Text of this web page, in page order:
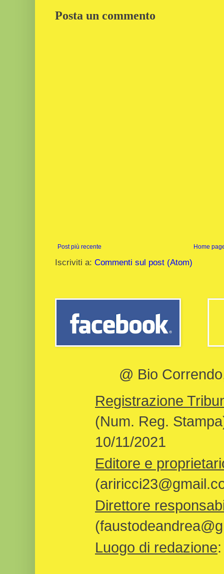
Posta un commento
Post più recente Home
Iscriviti a: Commenti sul post (Atom)
@ Bio
Registrazione
(Num. Reg.
10/11/2021
Editore e
Direttore
Luogo di redazione